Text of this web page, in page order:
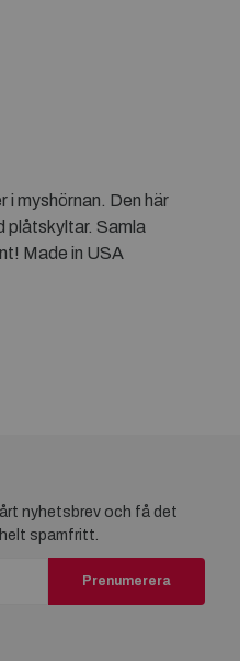
myshörnan. Den här
plåtskyltar. Samla
Made in USA
nyhetsbrev och få det
spamfritt.
Prenumerera